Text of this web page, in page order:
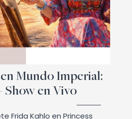
Mundo Imperial:
Show en Vivo
Frida Kahlo en Princess